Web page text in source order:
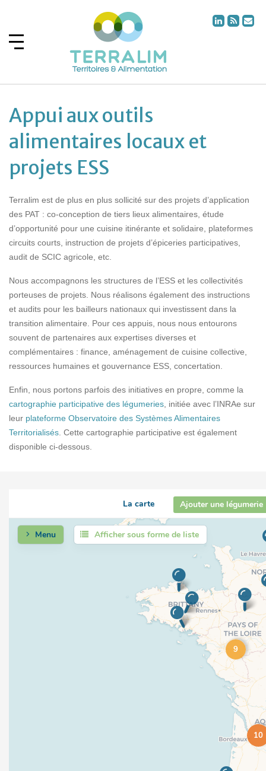
Appui aux outils
alimentaires locaux et
projets ESS
Terralim est de plus en plus sollicité sur des projets d’application
des PAT : co-conception de tiers lieux alimentaires, étude
d’opportunité pour une cuisine itinérante et solidaire, plateformes
circuits courts, instruction de projets d’épiceries participatives,
audit de SCIC agricole, etc.
Nous accompagnons les structures de l’ESS et les collectivités
porteuses de projets. Nous réalisons également des instructions
et audits pour les bailleurs nationaux qui investissent dans la
transition alimentaire. Pour ces appuis, nous nous entourons
souvent de partenaires aux expertises diverses et
complémentaires : finance, aménagement de cuisine collective,
ressources humaines et gouvernance ESS, concertation.
Enfin, nous portons parfois des initiatives en propre, comme la
cartographie participative des légumeries , initiée avec l’INRAe sur
leur plateforme Observatoire des Systèmes Alimentaires
Territorialisés . Cette cartographie participative est également
disponible ci-dessous.